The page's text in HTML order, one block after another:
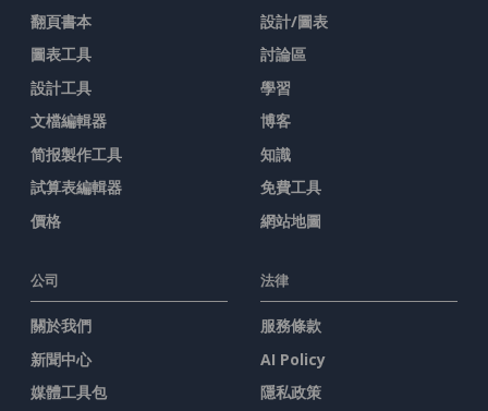
翻頁書本
圖表工具
設計工具
文檔編輯器
简报製作工具
試算表編輯器
價格
設計/圖表
討論區
學習
博客
知識
免費工具
網站地圖
公司
關於我們
新聞中心
媒體工具包
法律
服務條款
AI Policy
隱私政策